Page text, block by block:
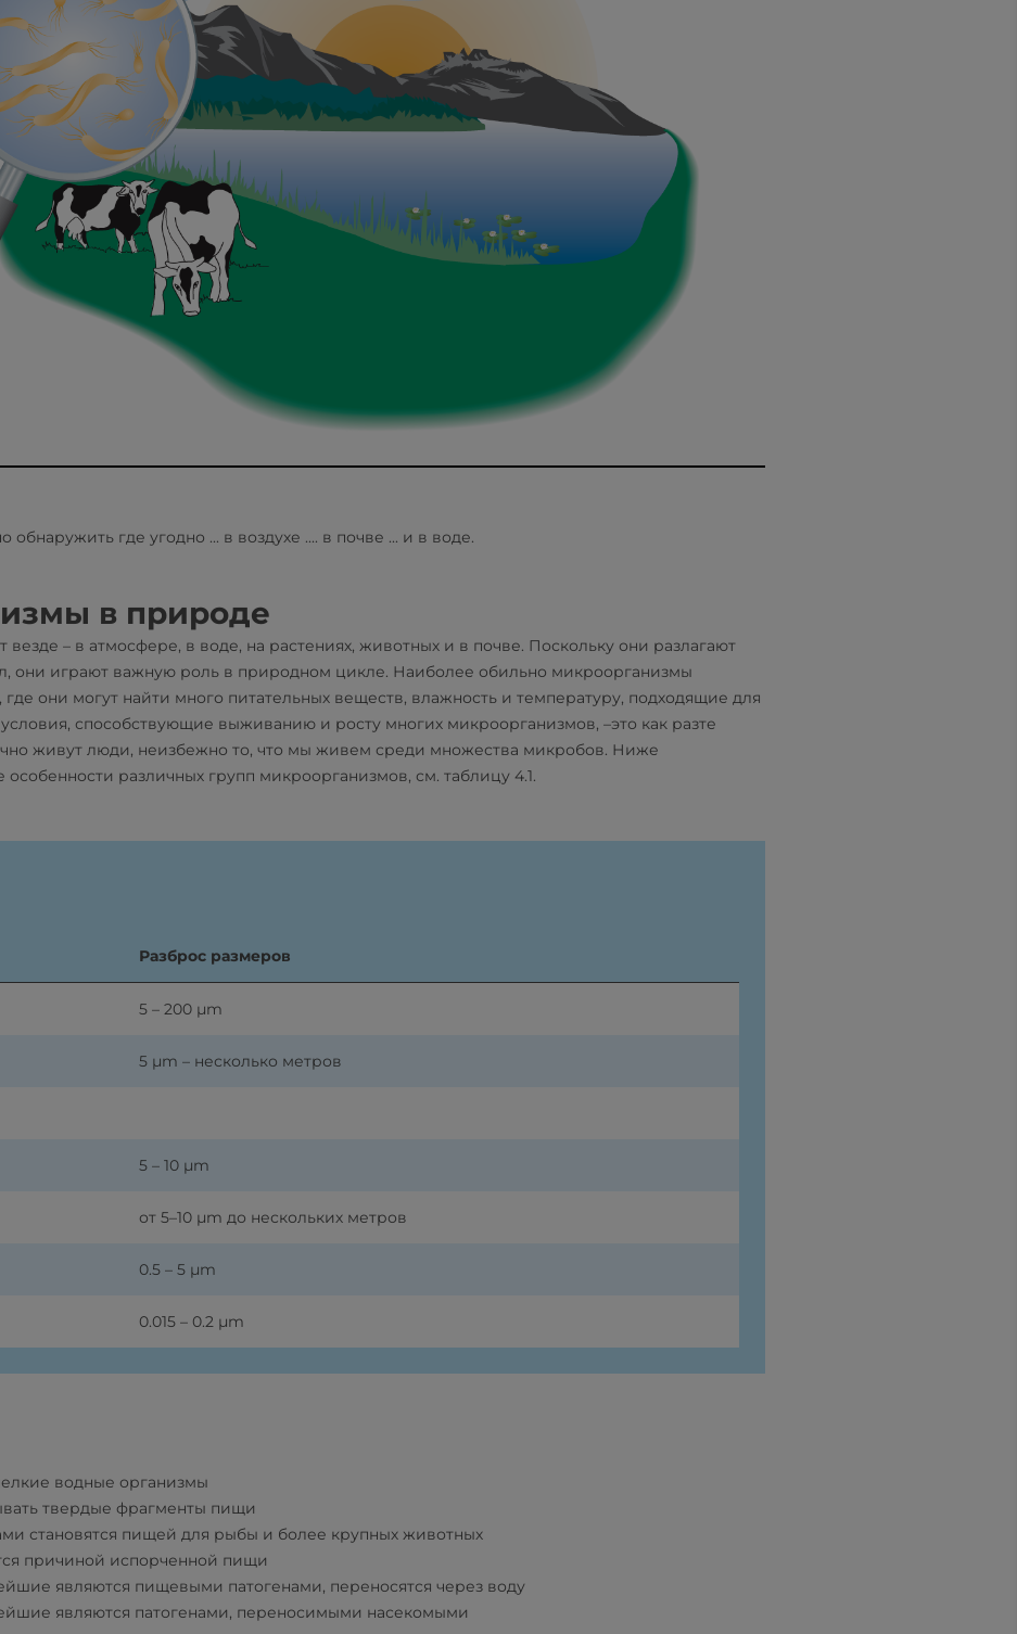
где угодно ... в воздухе .... в почве ... и в воде.
в природе
– в атмосфере, в воде, на растениях, животных и в почве. Поскольку они разлагают
они играют важную роль в природном цикле. Наиболее обильно микроорганизмы
где они могут найти много питательных веществ, влажность и температуру, подходящие для
условия, способствующие выживанию и росту многих микроорганизмов, –это как разте
живут люди, неизбежно то, что мы живем среди множества микробов. Ниже
различных групп микроорганизмов, см. таблицу 4.1.
Разброс размеров
5 – 200 µm
5 µm – несколько метров
5 – 10 µm
от 5–10 µm до нескольких метров
0.5 – 5 µm
0.015 – 0.2 µm
водные организмы
твердые фрагменты пищи
становятся пищей для рыбы и более крупных животных
причиной испорченной пищи
являются пищевыми патогенами, переносятся через воду
являются патогенами, переносимыми насекомыми